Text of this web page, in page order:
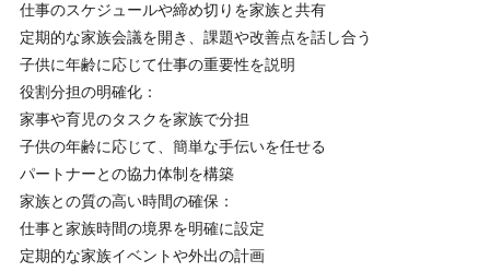
仕事のスケジュールや締め切りを家族と共有
定期的な家族会議を開き、課題や改善点を話し合う
子供に年齢に応じて仕事の重要性を説明
役割分担の明確化：
家事や育児のタスクを家族で分担
子供の年齢に応じて、簡単な手伝いを任せる
パートナーとの協力体制を構築
家族との質の高い時間の確保：
仕事と家族時間の境界を明確に設定
定期的な家族イベントや外出の計画